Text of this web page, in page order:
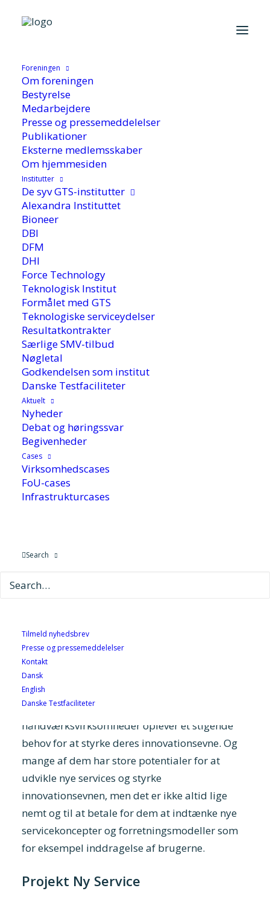
Foreningen
Om foreningen
Bestyrelse
Medarbejdere
Presse og pressemeddelelser
Publikationer
Eksterne medlemsskaber
Om hjemmesiden
Institutter
De syv GTS-institutter
Alexandra Instituttet
Bioneer
DBI
DFM
DHI
Force Technology
Teknologisk Institut
Formålet med GTS
Teknologiske serviceydelser
Resultatkontrakter
Særlige SMV-tilbud
Nøgletal
Godkendelsen som institut
Danske Testfaciliteter
Aktuelt
Nyheder
Debat og høringssvar
Begivenheder
Cases
Virksomhedscases
FoU-cases
Infrastrukturcases
Search
Tilmeld nyhedsbrev
Presse og pressemeddelelser
Kontakt
Dansk
English
Danske Testfaciliteter
Hjem /Cases/Virksomhedscases
styrker innovationsevnen
Håndværksvirksomheder
styrker
innovationsevnen
28. december 2010
forretningsgange. Et nyt projekt startet af
samarbejde med Copenhagen Living Lab,
håndværksvirksomheder har udviklet en
videnplatform, som kickstarter små
virksomheders innovationsmuligheder inden
for serviceinnovation.
Mange mindre danske
håndværksvirksomheder oplever et stigende
behov for at styrke deres innovationsevne. Og
mange af dem har store potentialer for at
udvikle nye services og styrke
innovationsevnen, men det er ikke altid lige
nemt og til at betale for dem at indtænke nye
servicekoncepter og forretningsmodeller som
for eksempel inddragelse af brugerne.
Projekt Ny Service